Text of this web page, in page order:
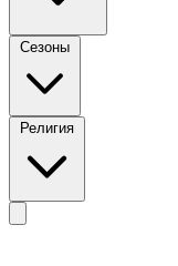
Сезоны
Религия